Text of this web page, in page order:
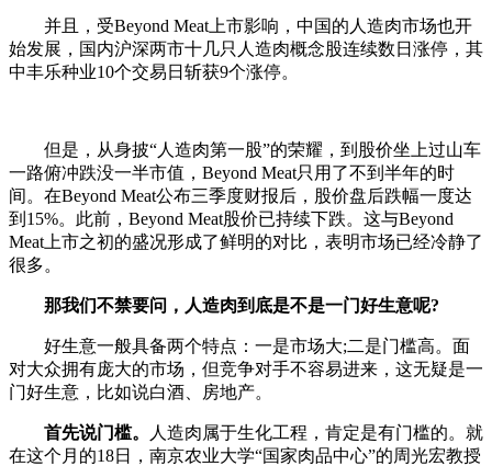
并且，受Beyond Meat上市影响，中国的人造肉市场也开
始发展，国内沪深两市十几只人造肉概念股连续数日涨停，其
中丰乐种业10个交易日斩获9个涨停。
但是，从身披“人造肉第一股”的荣耀，到股价坐上过山车
一路俯冲跌没一半市值，Beyond Meat只用了不到半年的时
间。在Beyond Meat公布三季度财报后，股价盘后跌幅一度达
到15%。此前，Beyond Meat股价已持续下跌。这与Beyond
Meat上市之初的盛况形成了鲜明的对比，表明市场已经冷静了
很多。
那我们不禁要问，人造肉到底是不是一门好生意呢?
好生意一般具备两个特点：一是市场大;二是门槛高。面
对大众拥有庞大的市场，但竞争对手不容易进来，这无疑是一
门好生意，比如说白酒、房地产。
首先说门槛。
人造肉属于生化工程，肯定是有门槛的。就
在这个月的18日，南京农业大学“国家肉品中心”的周光宏教授